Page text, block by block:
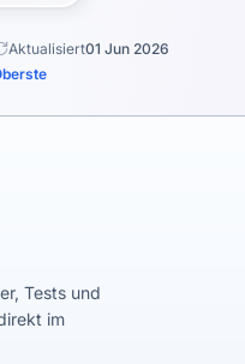
Aktualisiert01 Jun 2026
Tests und
im